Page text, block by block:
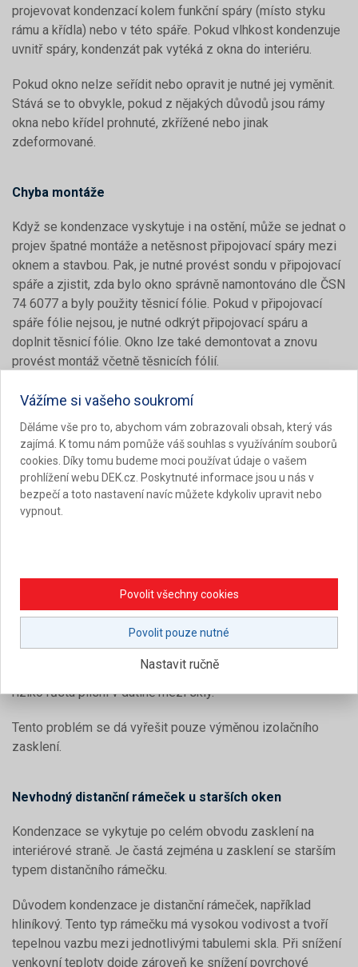
projevovat kondenzací kolem funkční spáry (místo styku
rámu a křídla) nebo v této spáře. Pokud vlhkost kondenzuje
uvnitř spáry, kondenzát pak vytéká z okna do interiéru.
Pokud okno nelze seřídit nebo opravit je nutné jej vyměnit.
Stává se to obvykle, pokud z nějakých důvodů jsou rámy
okna nebo křídel prohnuté, zkřížené nebo jinak
zdeformované.
Chyba montáže
Když se kondenzace vyskytuje i na ostění, může se jednat o
projev špatné montáže a netěsnost připojovací spáry mezi
oknem a stavbou. Pak, je nutné provést sondu v připojovací
spáře a zjistit, zda bylo okno správně namontováno dle ČSN
74 6077 a byly použity těsnicí fólie. Pokud v připojovací
spáře fólie nejsou, je nutné odkrýt připojovací spáru a
doplnit těsnicí fólie. Okno lze také demontovat a znovu
provést montáž včetně těsnicích fólií.
Nefunkční distanční rámeček u oken
Kondenzace se vyskytuje na vnitřním povrchu skla v
prostoru mezi skly. Tento prostor je standardně vyplněn
vzácným plynem, nejčastěji argonem. Zasklení je po obvodu
hermeticky utěsněno ve spojení s distančním rámečkem,
aby neunikal plyn, a vodní pára se nedostala dovnitř.
zasklení, pravděpodobně netěsnost distančního rámečku
nebo jeho přilepení ke sklu. Vlhkost vniká do prostoru mezi
skly a při dosažení rosného bodu kondenzuje. V tomto
případě vlhkost bude kondenzovat na vnitřní straně vnější
tabule skla, která je vždy chladnější. V tomto prostoru nelze
kondenzát setřít a špatně se odvětrává. Existuje vysoké
riziko růstu plísní v dutině mezi skly.
Tento problém se dá vyřešit pouze výměnou izolačního
zasklení.
Nevhodný distanční rámeček u starších oken
Kondenzace se vykytuje po celém obvodu zasklení na
interiérové straně. Je častá zejména u zasklení se starším
typem distančního rámečku.
Důvodem kondenzace je distanční rámeček, například
hliníkový. Tento typ rámečku má vysokou vodivost a tvoří
tepelnou vazbu mezi jednotlivými tabulemi skla. Při snížení
venkovní teploty dojde zároveň ke snížení povrchové
Vážíme si vašeho soukromí
Děláme vše pro to, abychom vám zobrazovali obsah, který vás
zajímá. K tomu nám pomůže váš souhlas s využíváním souborů
cookies. Díky tomu budeme moci používat údaje o vašem
prohlížení webu DEK.cz. Poskytnuté informace jsou u nás v
bezpečí a toto nastavení navíc můžete kdykoliv upravit nebo
vypnout.
Povolit všechny cookies
Povolit pouze nutné
Nastavit ručně